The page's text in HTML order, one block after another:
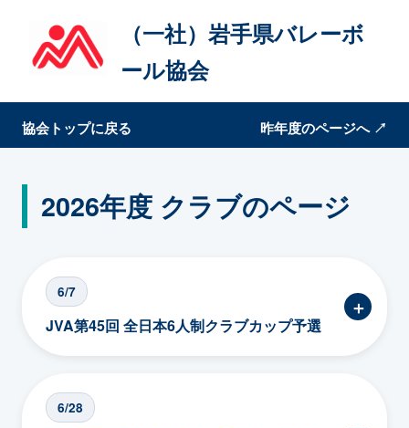
（一社）岩手県バレーボ
ール協会
協会トップに戻る 昨年度のページへ ↗
2026年度 クラブのページ
6/7
JVA第45回 全日本6人制クラブカップ予選
＋
6/28